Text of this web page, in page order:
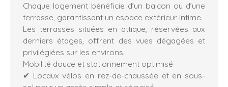
Chaque logement bénéficie d’un balcon ou d’une
terrasse, garantissant un espace extérieur intime.
Les terrasses situées en attique, réservées aux
derniers étages, offrent des vues dégagées et
privilégiées sur les environs.
Mobilité douce et stationnement optimisé
✔ Locaux vélos en rez-de-chaussée et en sous-